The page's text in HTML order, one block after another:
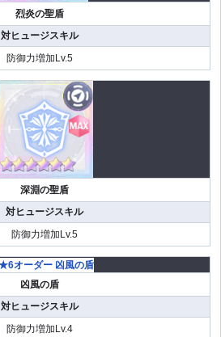
烈炎の聖盾
対ヒュージスキル
防御力増加Lv.5
深淵の聖盾
対ヒュージスキル
防御力増加Lv.5
凶風の盾
対ヒュージスキル
防御力増加Lv.4